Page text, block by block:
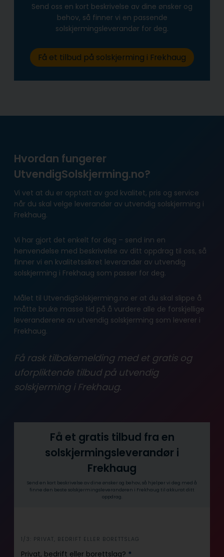
Send oss en kort beskrivelse av dine ønsker og
behov, så finner vi en passende
solskjermingsleverandør for deg.
Få et tilbud på solskjerming i Frekhaug
Hvordan fungerer
UtvendigSolskjerming.no?
Vi vet at du er opptatt av god kvalitet, pris og service
når du skal velge leverandør av utvendig solskjerming i
Frekhaug.
Vi har gjort det enkelt for deg – send inn en
henvendelse med beskrivelse av ditt oppdrag til oss, så
finner vi en kvalitetssikret leverandør av utvendig
solskjerming i Frekhaug som passer for deg.
Målet til UtvendigSolskjerming.no er at du skal slippe å
måtte bruke masse tid på å vurdere alle de forskjellige
leverandørene av utvendig solskjerming som leverer i
Frekhaug.
Få rask tilbakemelding med et gratis og
uforpliktende tilbud på utvendig
solskjerming i Frekhaug.
Få et gratis tilbud fra en
solskjermingsleverandør i
Frekhaug
Send en kort beskrivelse av dine ønsker og behov, så hjelper vi deg med å
finne den beste solskjermingsleverandøren i Frekhaug til akkurat ditt
oppdrag.
i
n
1/3: PRIVAT, BEDRIFT ELLER BORETTSLAG
Privat, bedrift eller borettslag? *